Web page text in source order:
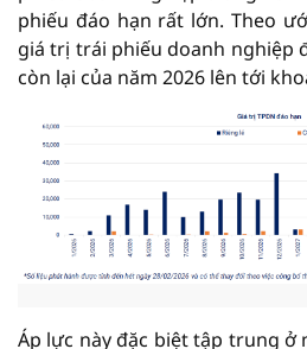
phiếu đáo hạn rất lớn. Theo
giá trị trái phiếu doanh nghiệp
còn lại của năm 2026 lên tới
Áp lực này đặc biệt tập trung ở